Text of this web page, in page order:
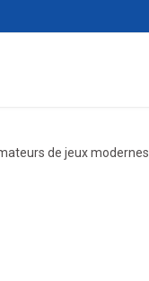
de jeux modernes